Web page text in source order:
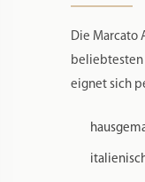
Die Marcato
beliebtesten
eignet sich